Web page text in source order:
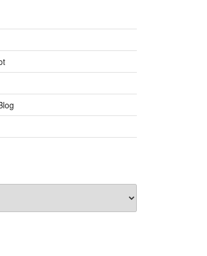
0xC到0xE
Center Pro"
相连